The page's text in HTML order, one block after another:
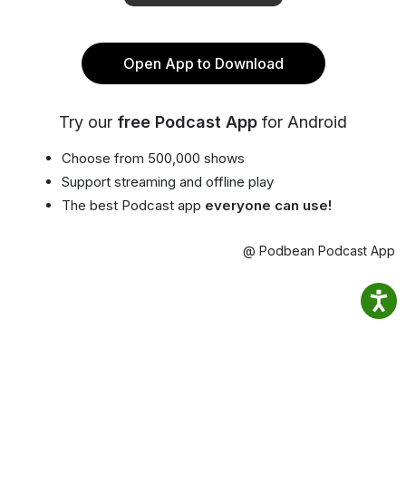
Open App to Download
Try our free Podcast App for Android
Choose from 500,000 shows
Support streaming and offline play
The best Podcast app everyone can use!
@ Podbean Podcast App